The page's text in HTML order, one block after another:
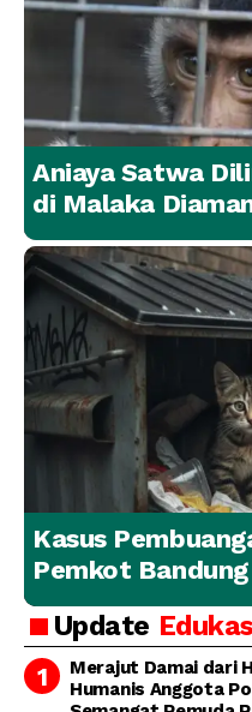
Aniaya Satwa
di Malaka
Malaka
Kasus
Pemkot
Penanganan
Bertanggung
Update
Merajut Damai dari
Humanis Anggota